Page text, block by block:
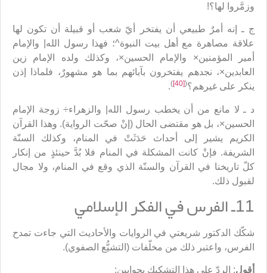
وزمَّروا لها؟!
ج ـ إنه أمرٌ طبيعي أن يفتخر أيّ شعب أو قبيلة أن تكون لها
علاقة مصاهرة مع أهل بيت النبوة^؛ فهذا رسول الله| والإمام
أمير المؤمنين× والإمام الحسين×، وكذلك ولده الإمام زين
العابدين×، نجدهم يفتخرون بآبائهم بما هو مشهورٌ، فلماذا إذن
ينكر على غيرهم؟(
[40]
)
.
د ـ لا مانع من أن يخطب رسول الله| والزهراء÷ زوجة الإمام
الحسين×، بل هو مقتضى الحال (إنْ صحّت الرواية). وهذا القرآن
الكريم يشير إلى أحداث حَدَثَتْ في المنام، وكذلك السنّة
الشريفة. فإنْ كانت المشكلة في المنام فلا بُدَّ حينئذٍ من إنكار
كلّ تاريخنا في القرآن والسنّة الذي وقع في المنام، ولا مجال
لقبول ذلك.
11ـ الفرس في الفكر الإسلامي
شكّك الدكتور شريعتي في الروايات والأحاديث التي جاءت تمدح
الفرس، واعتبر ذلك من مخلّفات (التشيُّع الصفوي).
أقول: الردّ على هذا التشكيك بجوابين: